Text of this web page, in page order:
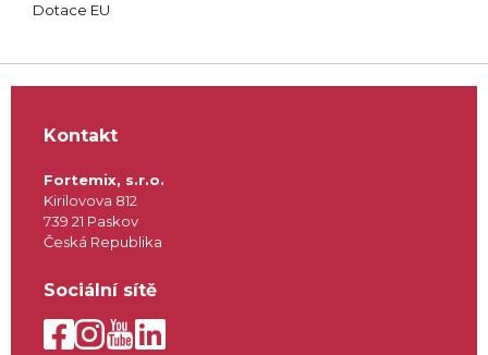
Dotace EU
Kontakt
Fortemix, s.r.o.
Kirilovova 812
739 21 Paskov
Česká Republika
Sociální sítě